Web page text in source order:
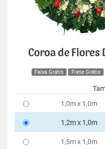
Coroa de Flores
Faixa Grátis Frete Grátis
1,0m x 1,0m
1,2m x 1,0m
1,5m x 1,0m